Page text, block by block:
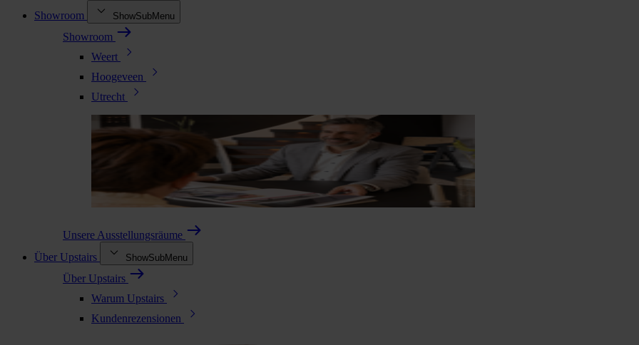
Showroom
ShowSubMenu
Showroom
Weert
Hoogeveen
Utrecht
Unsere Ausstellungsräume
Über Upstairs
ShowSubMenu
Über Upstairs
Warum Upstairs
Kundenrezensionen